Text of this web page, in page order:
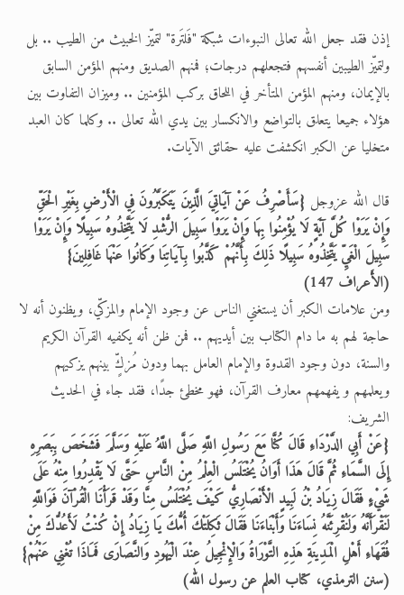
إذن فقد جعل الله تعالى النبوءات شبكة "فَلتَرة" لتميّز الخبيث من الطيب .. بل
ولتميّز الطيبين أنفسهم فتجعلهم درجات؛ فمنهم الصديق ومنهم المؤمن السابق
بالإيمان، ومنهم المؤمن المتأخر في اللحاق بركب المؤمنين .. وميزان التفاوت بين
هؤلاء جميعا يتعلق بالتواضع والانكسار بين يدي الله تعالى .. وكلما كان العبد
متخليا عن الكبر انكشفت عليه حقائق الآيات.
قال الله عزوجل {سَأَصْرِفُ عَنْ آيَاتِيَ الَّذِينَ يَتَكَبَّرُونَ فِي الْأَرْضِ بِغَيْرِ الْحَقِّ
وَإِنْ يَرَوْا كُلَّ آيَةٍ لَا يُؤْمِنُوا بِهَا وَإِنْ يَرَوْا سَبِيلَ الرُّشْدِ لَا يَتَّخِذُوهُ سَبِيلًا وَإِنْ يَرَوْا
سَبِيلَ الْغَيِّ يَتَّخِذُوهُ سَبِيلًا ذَلِكَ بِأَنَّهُمْ كَذَّبُوا بِآيَاتِنَا وَكَانُوا عَنْهَا غَافِلِينَ}
(الأَعراف 147)
ومن علامات الكبر أن يستغني الناس عن وجود الإمام والمزكّي، ويظنون أنه لا
حاجة لهم به ما دام الكتاب بين أيديهم .. فمن ظن أنه يكفيه القرآن الكريم
والسنة، دون وجود القدوة والإمام العامل بهما ودون مُزكٍّ بينهم يزكيهم
ويعلمهم و يفهمهم معارف القرآن، فهو مخطئ جدًا، فقد جاء في الحديث
الشريف:
{عَنْ أَبِي الدَّرْدَاءِ قَالَ كُنَّا مَعَ رَسُولِ اللَّهِ صَلَّى اللَّهُ عَلَيْهِ وَسَلَّمَ فَشَخَصَ بِبَصَرِهِ
إِلَى السَّمَاءِ ثُمَّ قَالَ هَذَا أَوَانُ يُخْتَلَسُ الْعِلْمُ مِنْ النَّاسِ حَتَّى لَا يَقْدِرُوا مِنْهُ عَلَى
شَيْءٍ فَقَالَ زِيَادُ بْنُ لَبِيدٍ الْأَنْصَارِيُّ كَيْفَ يُخْتَلَسُ مِنَّا وَقَدْ قَرَأْنَا الْقُرْآنَ فَوَاللَّهِ
لَنَقْرَأَنَّهُ وَلَنُقْرِئَنَّهُ نِسَاءَنَا وَأَبْنَاءَنَا فَقَالَ ثَكِلَتْكَ أُمُّكَ يَا زِيَادُ إِنْ كُنْتُ لَأَعُدُّكَ مِنْ
فُقَهَاءِ أَهْلِ الْمَدِينَةِ هَذِهِ التَّوْرَاةُ وَالْإِنْجِيلُ عِنْدَ الْيَهُودِ وَالنَّصَارَى فَمَاذَا تُغْنِي عَنْهُمْ}
(سنن الترمذي، كتاب العلم عن رسول الله)